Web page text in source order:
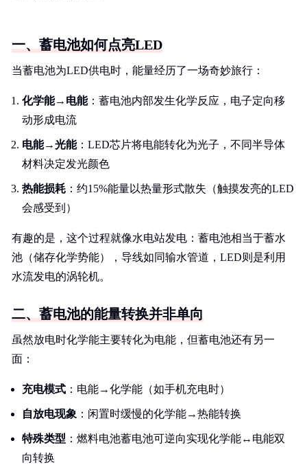
一、蓄电池如何点亮LED
当蓄电池为LED供电时，能量经历了一场奇妙旅行：
化学能→电能：蓄电池内部发生化学反应，电子定向移
动形成电流
电能→光能：LED芯片将电能转化为光子，不同半导体
材料决定发光颜色
热能损耗 ：约15%能量以热量形式散失（触摸发亮的LED
会感受到）
有趣的是，这个过程就像水电站发电：蓄电池相当于蓄水
池（储存化学势能），导线如同输水管道，LED则是利用
水流发电的涡轮机。
二、蓄电池的能量转换并非单向
虽然放电时化学能主要转化为电能，但蓄电池还有另一
面：
充电模式 ：电能→化学能（如手机充电时）
自放电现象 ：闲置时缓慢的化学能→热能转换
特殊类型 ：燃料电池蓄电池可逆向实现化学能↔电能双
向转换